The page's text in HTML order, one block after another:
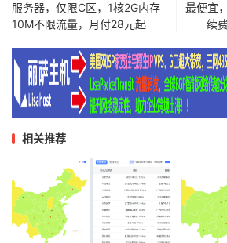
服务器，仅限C区，1核2G内存
10M不限流量，月付28元起
最便宜
续
相关推荐